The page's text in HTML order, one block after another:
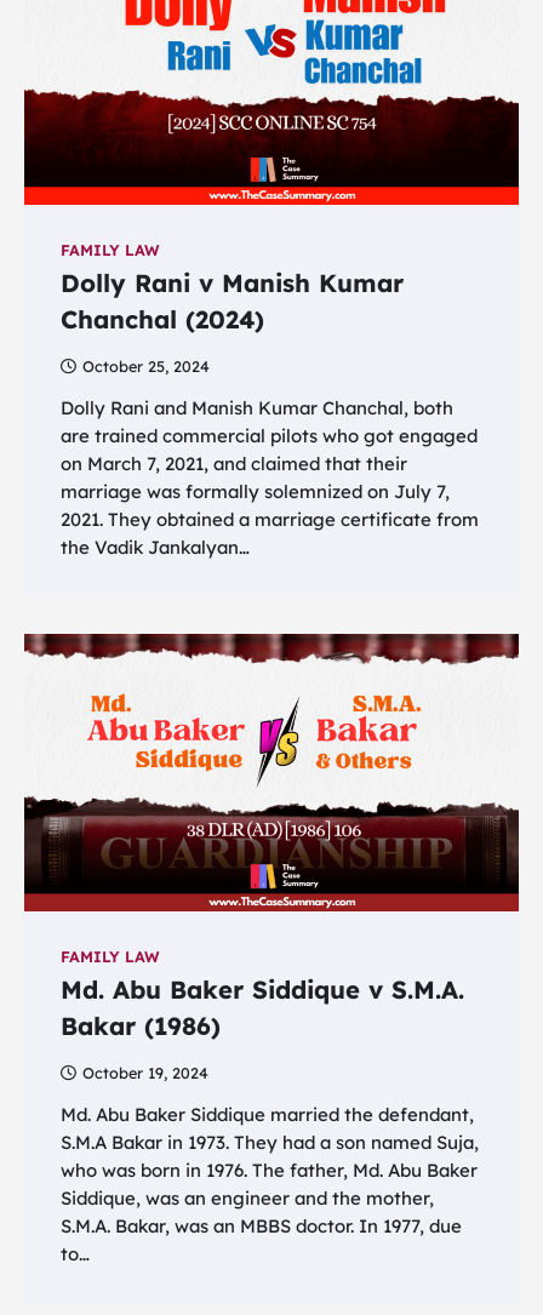
FAMILY LAW
Dolly Rani v Manish Kumar
Chanchal (2024)
October 25, 2024
Dolly Rani and Manish Kumar Chanchal, both
are trained commercial pilots who got engaged
on March 7, 2021, and claimed that their
marriage was formally solemnized on July 7,
2021. They obtained a marriage certificate from
the Vadik Jankalyan…
FAMILY LAW
Md. Abu Baker Siddique v S.M.A.
Bakar (1986)
October 19, 2024
Md. Abu Baker Siddique married the defendant,
S.M.A Bakar in 1973. They had a son named Suja,
who was born in 1976. The father, Md. Abu Baker
Siddique, was an engineer and the mother,
S.M.A. Bakar, was an MBBS doctor. In 1977, due
to…